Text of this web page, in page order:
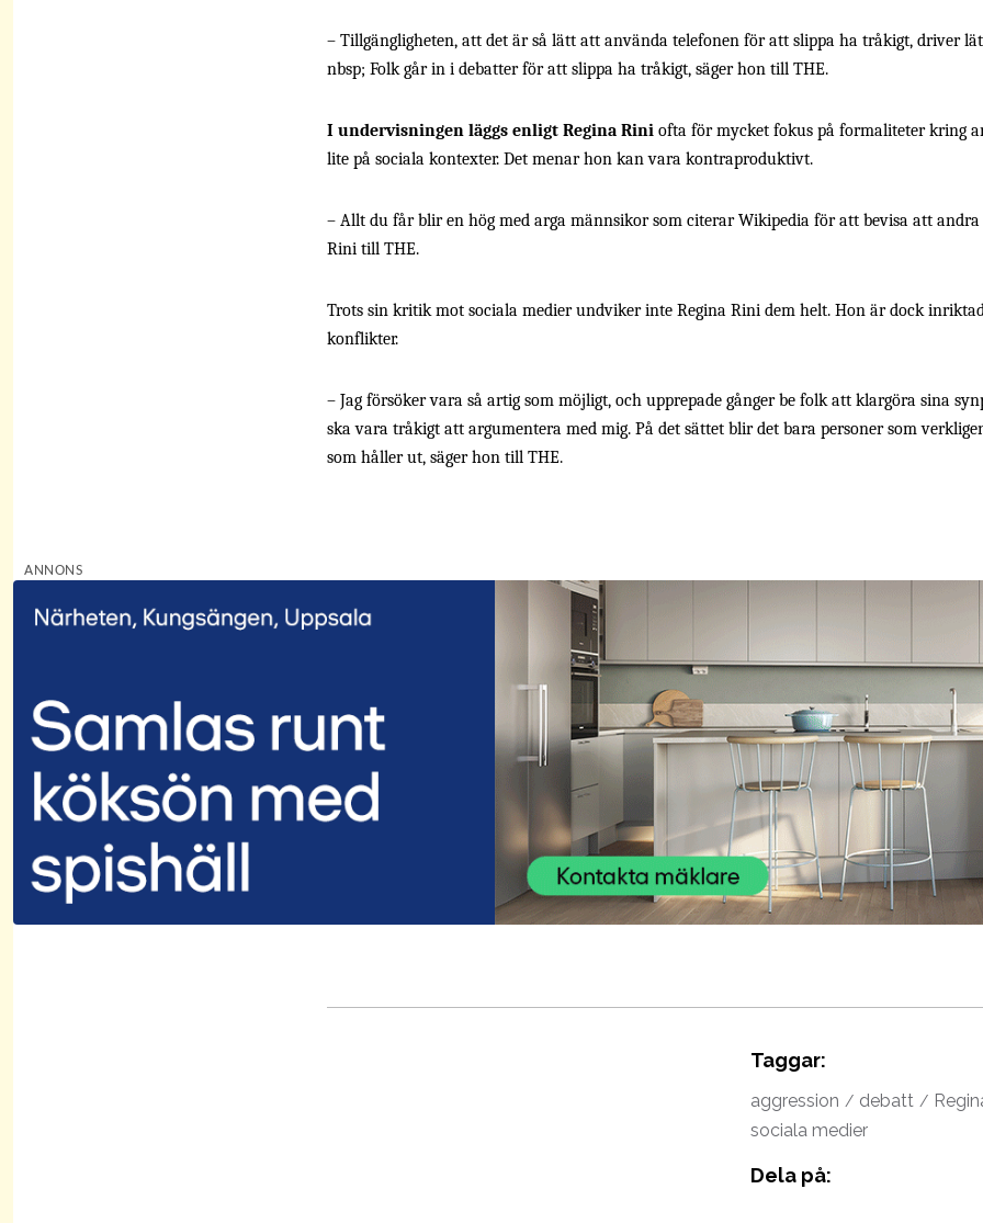
– Tillgängligheten, att det är så lätt att använda telefonen för att slippa ha tråkigt, driver
nbsp; Folk går in i debatter för att slippa ha tråkigt, säger hon till THE.
I undervisningen läggs enligt Regina Rini ofta för mycket fokus på formaliteter kring
lite på sociala kontexter. Det menar hon kan vara kontraproduktivt.
– Allt du får blir en hög med arga männsikor som citerar Wikipedia för att bevisa att andra
Rini till THE.
Trots sin kritik mot sociala medier undviker inte Regina Rini dem helt. Hon är dock
konflikter.
– Jag försöker vara så artig som möjligt, och upprepade gånger be folk att klargöra sina
ska vara tråkigt att argumentera med mig. På det sättet blir det bara personer som
som håller ut, säger hon till THE.
ANNONS
Taggar:
aggression debatt
sociala medier
Dela på: